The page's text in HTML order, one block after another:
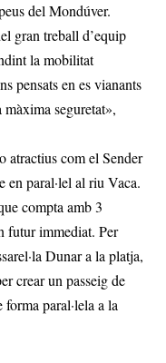
del Mondúver.
gran treball d’equip
la mobilitat
pensats en es vianants
seguretat»,
atractius com el Sender
en paral·lel al riu Vaca.
compta amb 3
futur immediat. Per
Dunar a la platja,
crear un passeig de
paral·lela a la